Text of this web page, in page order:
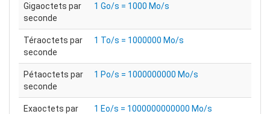
Gigaoctets par
seconde
1 Go/s = 1000 Mo/s
Téraoctets par
seconde
1 To/s = 1000000 Mo/s
Pétaoctets par
seconde
1 Po/s = 1000000000 Mo/s
Exaoctets par
1 Eo/s = 1000000000000 Mo/s